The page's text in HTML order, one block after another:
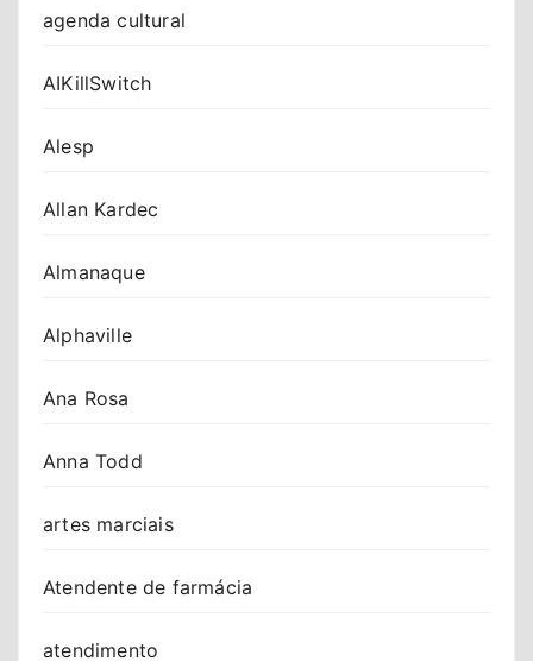
agenda cultural
AIKillSwitch
Alesp
Allan Kardec
Almanaque
Alphaville
Ana Rosa
Anna Todd
artes marciais
Atendente de farmácia
atendimento